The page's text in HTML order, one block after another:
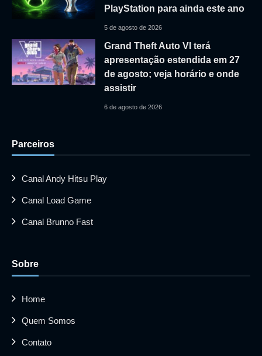
PlayStation para ainda este ano
5 de agosto de 2026
Grand Theft Auto VI terá
apresentação estendida em 27
de agosto; veja horário e onde
assistir
6 de agosto de 2026
Parceiros
Canal Andy Hitsu Play
Canal Load Game
Canal Brunno Fast
Sobre
Home
Quem Somos
Contato